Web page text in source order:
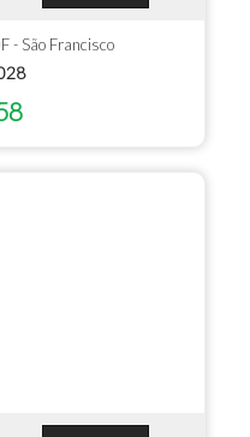
- São Francisco